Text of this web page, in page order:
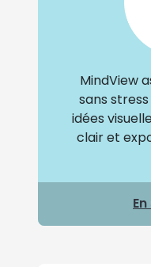
MindView
sans
idées
clair et